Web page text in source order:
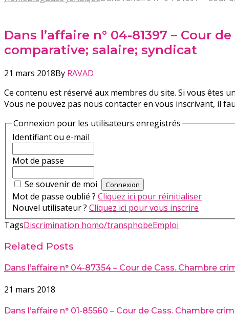
Dans l’affaire n° 04-81397 – Cour
comparative; salaire; syndicat
21 mars 2018By RAVAD
Ce contenu est réservé aux membres du site. Si vous êtes
Vous ne pouvez pas nous contacter en vous inscrivant, il
Connexion pour les utilisateurs enregistrés
Identifiant ou e-mail
Mot de passe
Se souvenir de moi
Mot de passe oublié ? Cliquez ici pour réinitialiser
Nouvel utilisateur ? Cliquez ici pour vous inscrire
TagsDiscrimination homo/transphobeEmploi
Related Posts
Dans l’affaire n° 04-87354 – Cour de Cass. Chambre
21 mars 2018
Dans l’affaire n° 01-85560 – Cour de Cass. Chambre